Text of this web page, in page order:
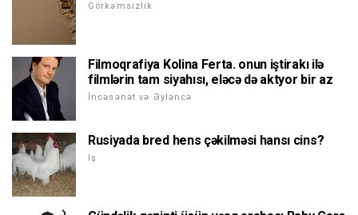
Görkəmsizlik
Filmoqrafiya Kolina Ferta. onun iştirakı ilə
filmlərin tam siyahısı, eləcə də aktyor bir az
İncəsənət və Əyləncə
Rusiyada bred hens çəkilməsi hansı cins?
Iş